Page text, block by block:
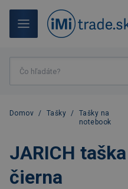
Domov / Tašky /
Tašky na
notebook
JARICH
čierna